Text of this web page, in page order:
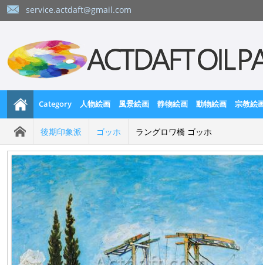
service.actdaft@gmail.com
Category 人物絵画 風景絵画 静物絵画 動物絵画 宗教絵
後期印象派 ゴッホ ラングロワ橋 ゴッホ